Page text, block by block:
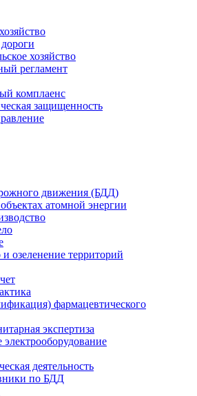
хозяйство
регламент
комплаенс
защищенность
движения (БДД)
атомной энергии
и озеленение территорий
фармацевтического
экспертиза
деятельность
по БДД